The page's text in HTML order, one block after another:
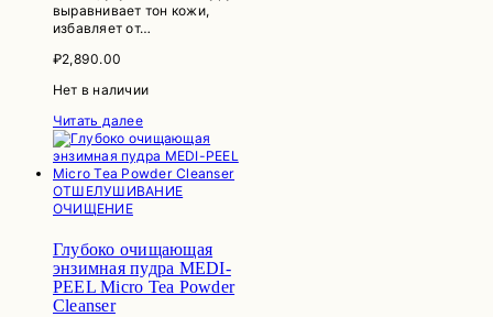
выравнивает тон кожи,
избавляет от…
₽2,890.00
Нет в наличии
Читать далее
ОТШЕЛУШИВАНИЕ
ОЧИЩЕНИЕ
Глубоко очищающая
энзимная пудра MEDI-
PEEL Micro Tea Powder
Cleanser